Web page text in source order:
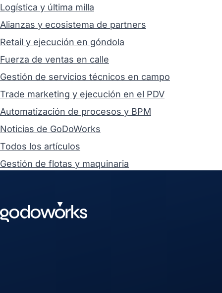
Logística y última milla
Alianzas y ecosistema de partners
Retail y ejecución en góndola
Fuerza de ventas en calle
Gestión de servicios técnicos en campo
Trade marketing y ejecución en el PDV
Automatización de procesos y BPM
Noticias de GoDoWorks
Todos los artículos
Gestión de flotas y maquinaria